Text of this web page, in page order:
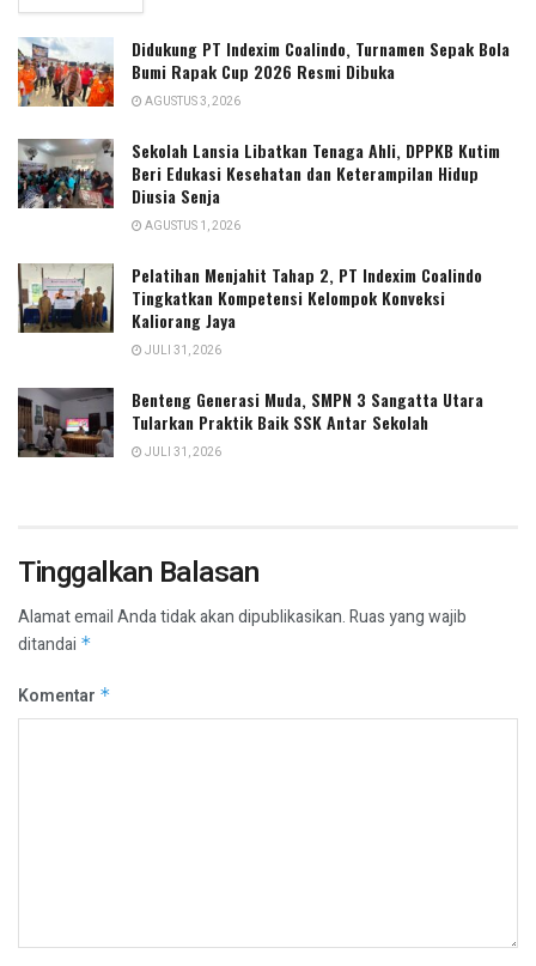
Didukung PT Indexim Coalindo, Turnamen Sepak Bola
Bumi Rapak Cup 2026 Resmi Dibuka
AGUSTUS 3, 2026
Sekolah Lansia Libatkan Tenaga Ahli, DPPKB Kutim
Beri Edukasi Kesehatan dan Keterampilan Hidup
Diusia Senja
AGUSTUS 1, 2026
Pelatihan Menjahit Tahap 2, PT Indexim Coalindo
Tingkatkan Kompetensi Kelompok Konveksi
Kaliorang Jaya
JULI 31, 2026
Benteng Generasi Muda, SMPN 3 Sangatta Utara
Tularkan Praktik Baik SSK Antar Sekolah
JULI 31, 2026
Tinggalkan Balasan
Alamat email Anda tidak akan dipublikasikan.Ruas yang wajib
ditandai *
Komentar *